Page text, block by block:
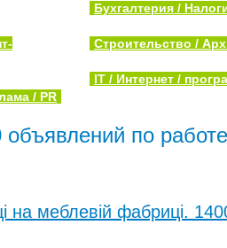
/ PR
Бухгалтерия /
Строительство /
IT / Интернет /
по
на меблевій фабриці.